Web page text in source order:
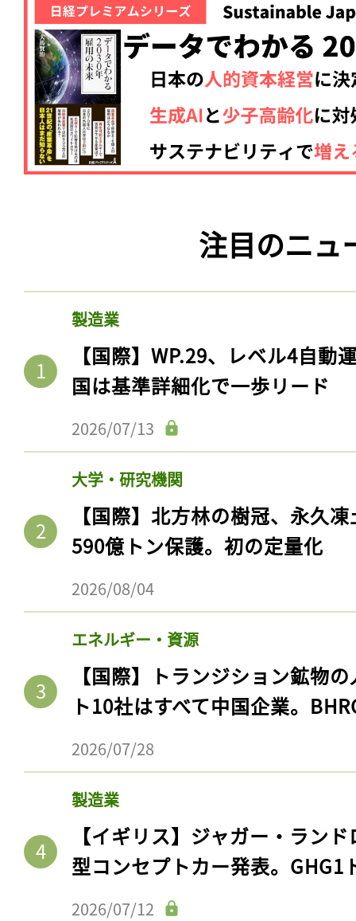
注目のニュ
製造業
【国際】WP.29、レベル4自動
国は基準詳細化で一歩リード
2026/07/13
大学・研究機関
【国際】北方林の樹冠、永久
590億トン保護。初の定量化
2026/08/04
エネルギー・資源
【国際】トランジション鉱物
ト10社はすべて中国企業。
2026/07/28
製造業
【イギリス】ジャガー・ラン
型コンセプトカー発表。GHG1
2026/07/12
記事をお気に入りに
ログインが必
会員登録